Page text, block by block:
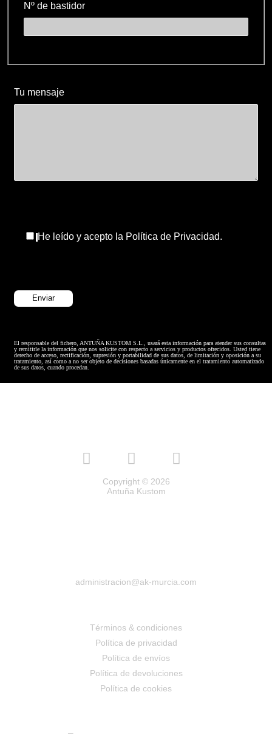
Nº de bastidor
Tu mensaje
He leído y acepto la Política de Privacidad.
El responsable del fichero, ANTUÑA KUSTOM S.L., usará esta información para atender sus consultas
y remitirle la información que nos solicite con respecto a servicios y productos ofrecidos. Usted tiene
derecho de acceso, rectificación, supresión y portabilidad de sus datos, de limitación y oposición a su
tratamiento, así como a no ser objeto de decisiones basadas únicamente en el tratamiento automatizado
de sus datos, cuando procedan.
Copyright © 2026
Antuña Kustom
administracion@ak-murcia.com
Términos & condiciones
Política de privacidad
Política de envíos
Política de devoluciones
Política de cookies